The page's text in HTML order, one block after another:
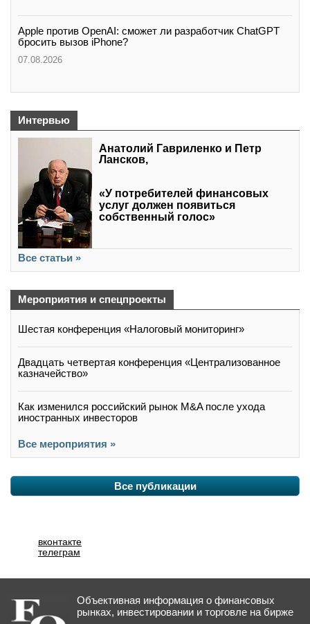
Apple против OpenAI: сможет ли разработчик ChatGPT
бросить вызов iPhone?
07.08.2026
Интервью
Анатолий Гавриленко и Петр
Лансков,
«У потребителей финансовых
услуг должен появиться
собственный голос»
Все статьи »
Мероприятия и спецпроекты
Шестая конференция «Налоговый мониторинг»
Двадцать четвертая конференция «Централизованное
казначейство»
Как изменился российский рынок M&A после ухода
иностранных инвесторов
Все мероприятия »
Все публикации
вконтакте
телеграм
Объективная информация о финансовых
рынках, инвестировании и торговле на бирже